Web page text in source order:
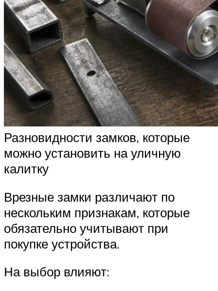
Разновидности замков, которые
можно установить на уличную
калитку
Врезные замки различают по
нескольким признакам, которые
обязательно учитывают при
покупке устройства.
На выбор влияют: